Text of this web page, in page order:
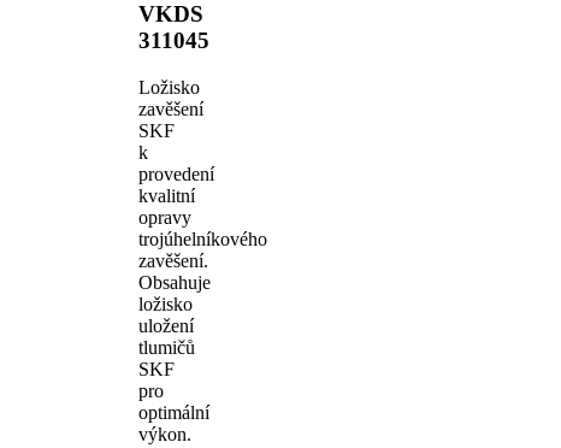
VKDS
311045
Ložisko
zavěšení
SKF
k
provedení
kvalitní
opravy
trojúhelníkového
zavěšení.
Obsahuje
ložisko
uložení
tlumičů
SKF
pro
optimální
výkon.